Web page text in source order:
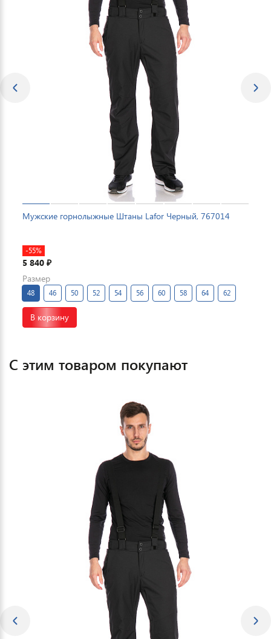
Мужские горнолыжные Штаны Lafor Черный, 767014
-55%
5 840 ₽
Размер
48 46 50 52 54 56 60 58 64 62
В корзину
С этим товаром покупают